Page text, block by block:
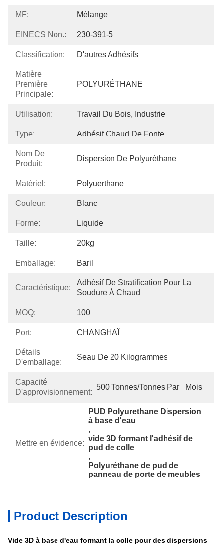
MF: Mélange
EINECS Non.: 230-391-5
Classification: D'autres Adhésifs
Matière
Première
Principale:
POLYURÉTHANE
Utilisation: Travail Du Bois, Industrie
Type: Adhésif Chaud De Fonte
Nom De
Produit:
Dispersion De Polyuréthane
Matériel: Polyuerthane
Couleur: Blanc
Forme: Liquide
Taille: 20kg
Emballage: Baril
Caractéristique:
Adhésif De Stratification Pour La
Soudure À Chaud
MOQ: 100
Port: CHANGHAÏ
Détails
D'emballage:
Seau De 20 Kilogrammes
Capacité
D'approvisionnement:
500 Tonnes/tonnes Par   Mois
Mettre en évidence:
PUD Polyurethane Dispersion
à base d'eau
,
vide 3D formant l'adhésif de
pud de colle
,
Polyuréthane de pud de
panneau de porte de meubles
Product Description
Vide 3D à base d'eau formant la colle pour des dispersions